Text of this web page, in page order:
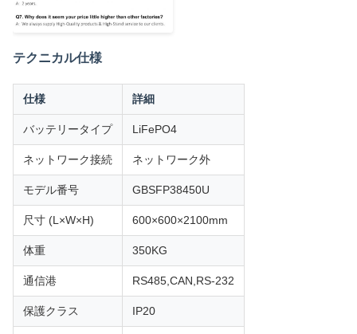
テクニカル仕様
仕様 詳細
バッテリータイプ LiFePO4
ネットワーク接続 ネットワーク外
モデル番号 GBSFP38450U
尺寸 (L×W×H) 600×600×2100mm
体重 350KG
通信港 RS485,CAN,RS-232
保護クラス IP20